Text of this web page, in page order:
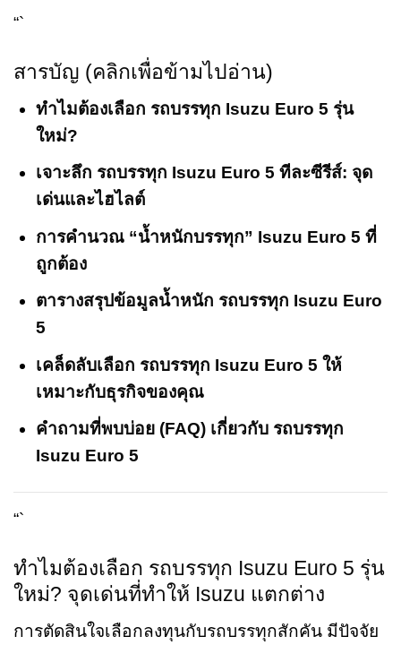
“`
สารบัญ (คลิกเพื่อข้ามไปอ่าน)
ทำไมต้องเลือก รถบรรทุก Isuzu Euro 5 รุ่น
ใหม่?
เจาะลึก รถบรรทุก Isuzu Euro 5 ทีละซีรีส์: จุด
เด่นและไฮไลต์
การคำนวณ “น้ำหนักบรรทุก” Isuzu Euro 5 ที่
ถูกต้อง
ตารางสรุปข้อมูลน้ำหนัก รถบรรทุก Isuzu Euro
5
เคล็ดลับเลือก รถบรรทุก Isuzu Euro 5 ให้
เหมาะกับธุรกิจของคุณ
คำถามที่พบบ่อย (FAQ) เกี่ยวกับ รถบรรทุก
Isuzu Euro 5
“`
ทำไมต้องเลือก รถบรรทุก Isuzu Euro 5 รุ่น
ใหม่? จุดเด่นที่ทำให้ Isuzu แตกต่าง
การตัดสินใจเลือกลงทุนกับรถบรรทุกสักคัน มีปัจจัย